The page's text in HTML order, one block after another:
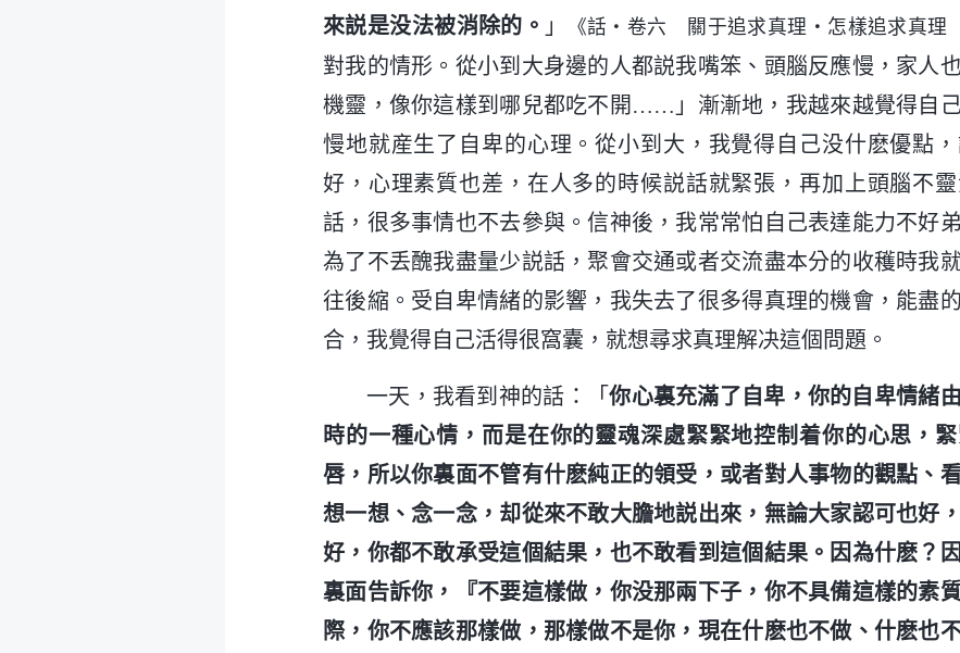
來説是没法被消除的。 」 《話・卷六 關于追求真理・怎樣追求真理
對我的情形。從小到大身邊的人都説我嘴笨、頭腦反應慢，家人
機靈，像你這樣到哪兒都吃不開……」漸漸地，我越來越覺得自
慢地就産生了自卑的心理。從小到大，我覺得自己没什麽優點
好，心理素質也差，在人多的時候説話就緊張，再加上頭腦不
話，很多事情也不去參與。信神後，我常常怕自己表達能力不好
為了不丢醜我盡量少説話，聚會交通或者交流盡本分的收穫時我
往後縮。受自卑情緒的影響，我失去了很多得真理的機會，能盡
合，我覺得自己活得很窩囊，就想尋求真理解决這個問題。
一天，我看到神的話：「你心裏充滿了自卑，你的自卑情緒
時的一種心情，而是在你的靈魂深處緊緊地控制着你的心思，
唇，所以你裏面不管有什麽純正的領受，或者對人事物的觀點、
想一想、念一念，却從來不敢大膽地説出來，無論大家認可也好
好，你都不敢承受這個結果，也不敢看到這個結果。因為什麽？
裏面告訴你，『不要這樣做，你没那兩下子，你不具備這樣的素
際，你不應該那樣做，那樣做不是你，現在什麽也不做、什麽也